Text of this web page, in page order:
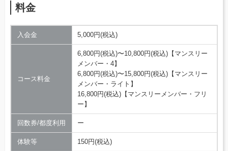
料金
入会金 5,000円(税込)
コース料金
6,800円(税込)〜10,800円(税込)【マンスリー
メンバー・4】
6,800円(税込)〜15,800円(税込)【マンスリー
メンバー・ライト】
16,800円(税込)【マンスリーメンバー・フリ
ー】
回数券/都度利用 ー
体験等 150円(税込)